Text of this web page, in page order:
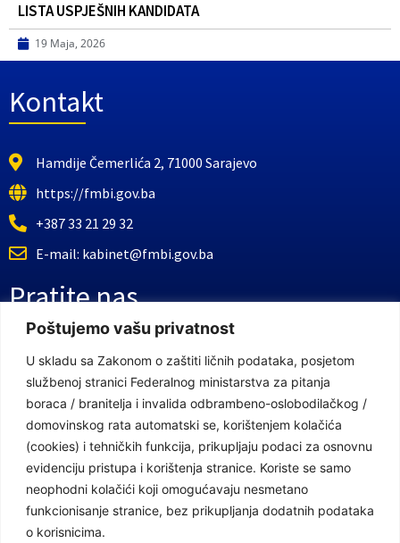
Poštujemo vašu privatnost
U skladu sa Zakonom o zaštiti ličnih podataka, posjetom
službenoj stranici Federalnog ministarstva za pitanja
boraca / branitelja i invalida odbrambeno-oslobodilačkog /
domovinskog rata automatski se, korištenjem kolačića
(cookies) i tehničkih funkcija, prikupljaju podaci za osnovnu
evidenciju pristupa i korištenja stranice. Koriste se samo
neophodni kolačići koji omogućavaju nesmetano
funkcionisanje stranice, bez prikupljanja dodatnih podataka
o korisnicima.
LISTA USPJEŠNIH KANDIDATA
19 Maja, 2026
Kontakt
Hamdije Čemerlića 2, 71000 Sarajevo
https://fmbi.gov.ba
+387 33 21 29 32
E-mail: kabinet@fmbi.gov.ba
Pratite nas
Facebook Stranica
Youtube Kanal
Linkovi
Vlada Federacije Bosne i Hercegovine
Federalno ministarstvo finansija